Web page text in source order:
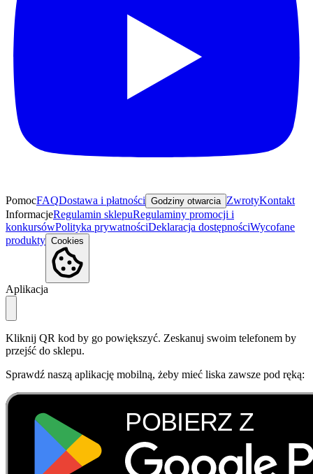
PomocFAQDostawa i płatności Godziny otwarcia ZwrotyKontakt
InformacjeRegulamin sklepuRegulaminy promocji i
konkursówPolityka prywatnościDeklaracja dostępnościWycofane
produkty Cookies
Aplikacja
Kliknij QR kod by go powiększyć. Zeskanuj swoim telefonem by
przejść do sklepu.
Sprawdź naszą aplikację mobilną, żeby mieć liska zawsze pod ręką: